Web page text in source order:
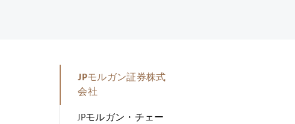
JPモルガン証券株式
会社
JPモルガン・チェー